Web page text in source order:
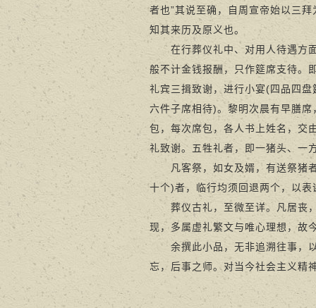
者也”其说至确，自周宣帝始以三
知其来历及原义也。
在行葬仪礼中、对用人待遇方面
般不计金钱报酬，只作筵席支待。
礼宾三揖致谢，进行小宴(四品四
六件子席相待)。黎明次晨有早膳
包，每次席包，各人书上姓名，交
礼致谢。五牲礼者，即一猪头、一
凡客祭，如女及婿，有送祭猪者
十个)者，临行均须回退两个，以表
葬仪古礼，至微至详。凡居丧，
现，多属虚礼繁文与唯心理想，故
余撰此小品，无非追溯往事，以
忘，后事之师。对当今社会主义精